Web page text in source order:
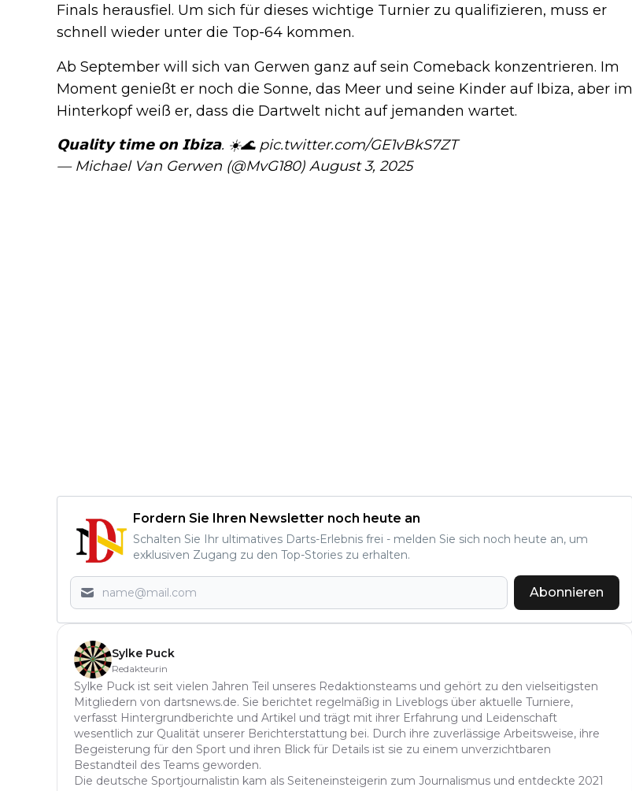
Finals herausfiel. Um sich für dieses wichtige Turnier zu qualifizieren, muss er
schnell wieder unter die Top-64 kommen.
Ab September will sich van Gerwen ganz auf sein Comeback konzentrieren. Im
Moment genießt er noch die Sonne, das Meer und seine Kinder auf Ibiza, aber im
Hinterkopf weiß er, dass die Dartwelt nicht auf jemanden wartet.
𝗤𝘂𝗮𝗹𝗶𝘁𝘆 𝘁𝗶𝗺𝗲 𝗼𝗻 𝗜𝗯𝗶𝘇𝗮. ☀️🌊 pic.twitter.com/GE1vBkS7ZT
— Michael Van Gerwen (@MvG180) August 3, 2025
Fordern Sie Ihren Newsletter noch heute an
Schalten Sie Ihr ultimatives Darts-Erlebnis frei - melden Sie sich noch heute an, um
exklusiven Zugang zu den Top-Stories zu erhalten.
Abonnieren
Sylke Puck
Redakteurin
Sylke Puck ist seit vielen Jahren Teil unseres Redaktionsteams und gehört zu den vielseitigsten
Mitgliedern von dartsnews.de. Sie berichtet regelmäßig in Liveblogs über aktuelle Turniere,
verfasst Hintergrundberichte und Artikel und trägt mit ihrer Erfahrung und Leidenschaft
wesentlich zur Qualität unserer Berichterstattung bei. Durch ihre zuverlässige Arbeitsweise, ihre
Begeisterung für den Sport und ihren Blick für Details ist sie zu einem unverzichtbaren
Bestandteil des Teams geworden.
Die deutsche Sportjournalistin kam als Seiteneinsteigerin zum Journalismus und entdeckte 2021